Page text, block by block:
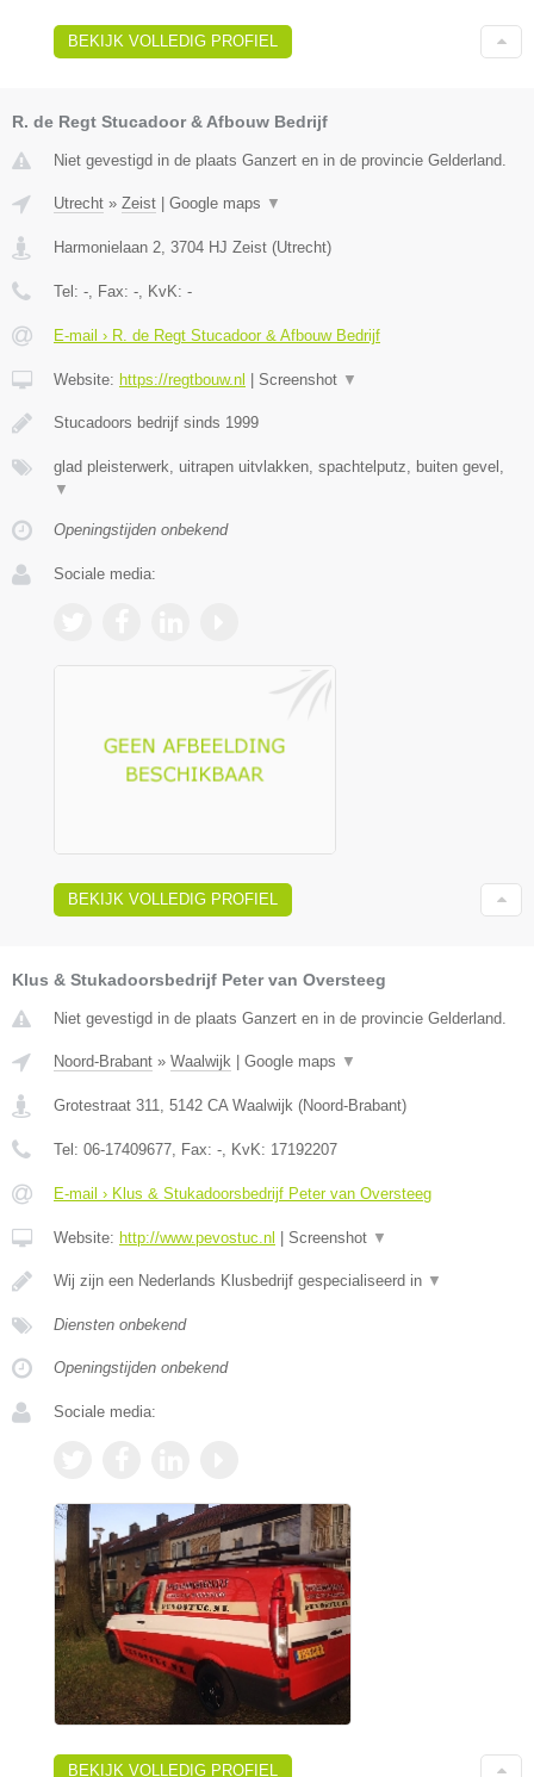
BEKIJK VOLLEDIG PROFIEL
R. de Regt Stucadoor & Afbouw Bedrijf
Niet gevestigd in de plaats Ganzert en in de provincie Gelderland.
Utrecht » Zeist Google maps ▼
Harmonielaan 2, 3704 HJ Zeist (Utrecht)
Tel: -, Fax: -, KvK: -
E-mail › R. de Regt Stucadoor & Afbouw Bedrijf
Website: https://regtbouw.nl Screenshot ▼
Stucadoors bedrijf sinds 1999
glad pleisterwerk, uitrapen uitvlakken, spachtelputz, buiten gevel,
▼
Openingstijden onbekend
Sociale media:
BEKIJK VOLLEDIG PROFIEL
Klus & Stukadoorsbedrijf Peter van Oversteeg
Niet gevestigd in de plaats Ganzert en in de provincie Gelderland.
Noord-Brabant » Waalwijk | Google maps ▼
Grotestraat 311 5142 CA Waalwijk (Noord-Brabant)
Tel: 06-17409677 , Fax: - , KvK: 17192207
E-mail › Klus & Stukadoorsbedrijf Peter van Oversteeg
Website: http://www.pevostuc.nl | Screenshot ▼
Wij zijn een Nederlands Klusbedrijf gespecialiseerd in ▼
Diensten onbekend
Openingstijden onbekend
Sociale media:
BEKIJK VOLLEDIG PROFIEL